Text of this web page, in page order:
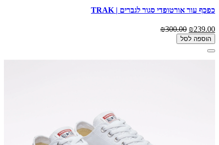
כפכף עור אורטופדי סגור לגברים | TRAK
₪239.00
₪300.00
הוספה לסל